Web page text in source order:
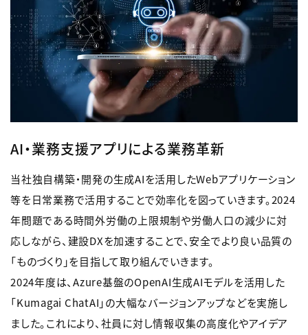
AI・業務支援アプリによる業務革新
当社独自構築・開発の生成AIを活用したWebアプリケーション
等を日常業務で活用することで効率化を図っていきます。2024
年問題である時間外労働の上限規制や労働人口の減少に対
応しながら、建設DXを加速することで、安全でより良い品質の
「ものづくり」を目指して取り組んでいきます。
2024年度は、Azure基盤のOpenAI生成AIモデルを活用した
「Kumagai ChatAI」の大幅なバージョンアップなどを実施し
ました。これにより、社員に対し情報収集の高度化やアイデア